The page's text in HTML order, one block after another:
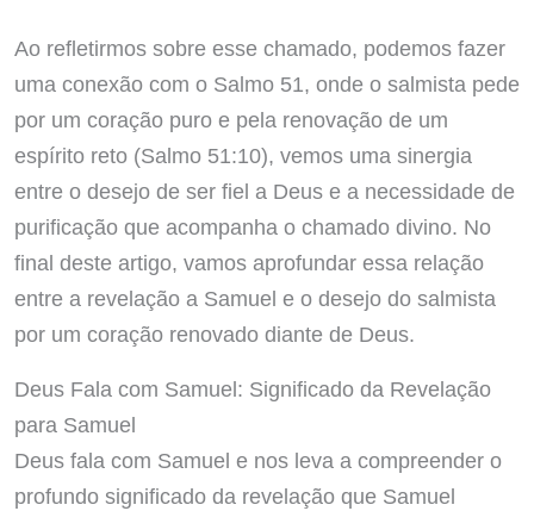
Ao refletirmos sobre esse chamado, podemos fazer
uma conexão com o Salmo 51, onde o salmista pede
por um coração puro e pela renovação de um
espírito reto (Salmo 51:10), vemos uma sinergia
entre o desejo de ser fiel a Deus e a necessidade de
purificação que acompanha o chamado divino. No
final deste artigo, vamos aprofundar essa relação
entre a revelação a Samuel e o desejo do salmista
por um coração renovado diante de Deus.
Deus Fala com Samuel: Significado da Revelação
para Samuel
Deus fala com Samuel e nos leva a compreender o
profundo significado da revelação que Samuel